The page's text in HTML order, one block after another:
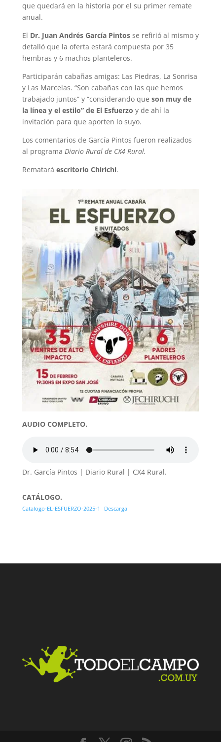
que quedará en la historia por el su primer remate
anual.
El Dr. Juan Andrés García Pintosse refirió al mismo y
detalló que la oferta estará compuesta por 35
hembras y 6 machos planteleros.
Participarán cabañas amigas: Las Piedras, La Sonrisa
y Las Marcelas. “Son cabañas con las que hemos
trabajado juntos” y “considerando que son muy de
la línea y el estilo” de El Esfuerzo y de ahí la
invitación para que aporten lo suyo.
Los comentarios de García Pintos fueron realizados
al programa Diario Rural de CX4 Rural.
Rematará escritorio Chirichi.
AUDIO COMPLETO.
Dr. García Pintos | Diario Rural | CX4 Rural.
CATÁLOGO.
Catalogo-EL-ESFUERZO-2025-1 Descarga